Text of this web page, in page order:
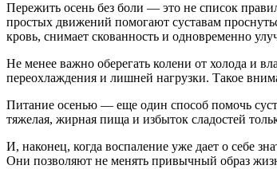
Пережить осень без боли — это не список
простых движений помогают суставам
кровь, снимает скованность и одновременно
Не менее важно оберегать колени от холода и
переохлаждения и лишней нагрузки. Такое
Питание осенью — еще один способ помочь
тяжелая, жирная пища и избыток сладостей
И, наконец, когда воспаление уже дает о себе
Они позволяют не менять привычный образ